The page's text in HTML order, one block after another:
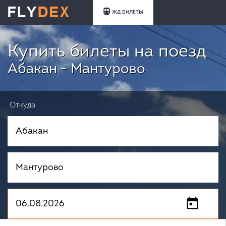
ЖД БИЛЕТЫ
Купить билеты на поезд
Абакан - Мантурово
Откуда